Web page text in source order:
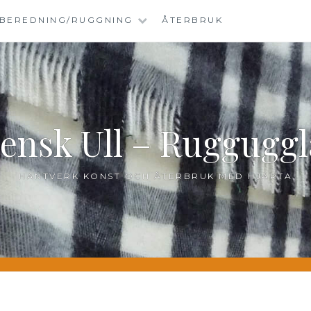
BEREDNING/RUGGNING ÅTERBRUK
Ull –
HANTVERK KONST OCH ÅTERBRUK MED HJÄRTA